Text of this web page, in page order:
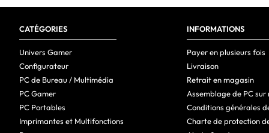
Gestion optimisée des câbles
Port de câble antivol
Type d'emplacement de verrouillage de câble
Réglage de la hauteur
Ajustement de l'inclinaison
Angle d'inclinaison
CATÉGORIES
Univers Gamer
Configurateur
PC de Bureau / Multimédia
PC Gamer
PC Portables
Imprimantes et Multifonctions
INFORMATIONS
Payer en plusieurs fois
Livraison
Retrait en magasin
Assemblage de PC sur
Conditions générales
Charte de protection